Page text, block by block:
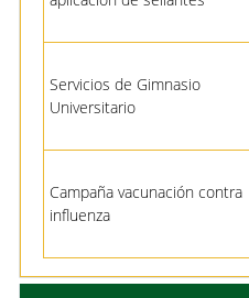
Servicios de Gimnasio
Universitario
Campaña vacunación contra
influenza